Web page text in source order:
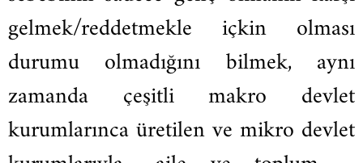
gelmek/reddetmekle içkin olması
durumu olmadığını bilmek, aynı
zamanda çeşitli makro devlet
kurumlarınca üretilen ve mikro devlet